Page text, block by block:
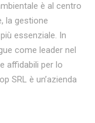
è al centro
la gestione
essenziale. In
come leader nel
affidabili per lo
SRL è un’azienda